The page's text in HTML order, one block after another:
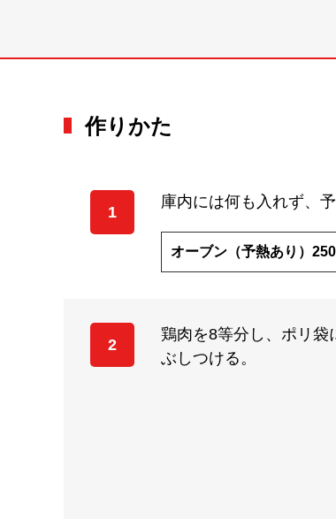
作りかた
1
庫内には何も入れず、予
オーブン（予熱あり）
2
鶏肉を8等分し、ポリ袋
ぶしつける。